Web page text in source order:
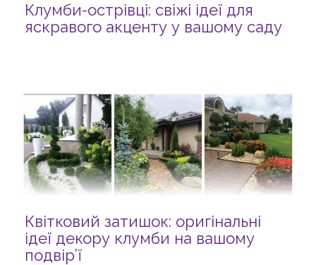
Клумби-острівці: свіжі ідеї для
яскравого акценту у вашому саду
Квітковий затишок: оригінальні
ідеї декору клумби на вашому
подвір’ї